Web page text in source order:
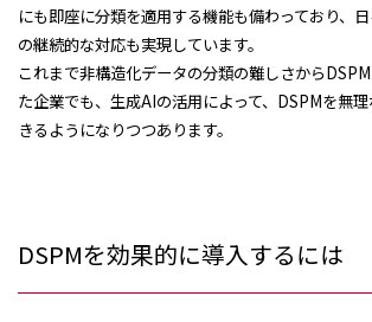
にも即座に分類を適用する機能も備わっており、
の継続的な対応も実現しています。
これまで非構造化データの分類の難しさから
た企業でも、生成AIの活用によって、DSPMを無
きるようになりつつあります。
DSPMを効果的に導入するには